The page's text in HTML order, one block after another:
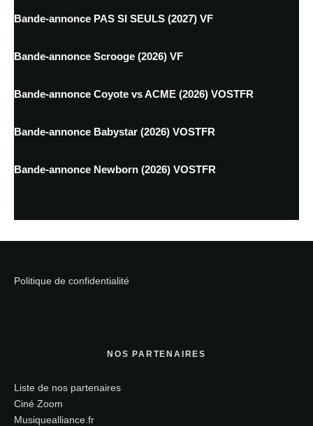
Bande-annonce PAS SI SEULS (2027) VF
Bande-annonce Scrooge (2026) VF
Bande-annonce Coyote vs ACME (2026) VOSTFR
Bande-annonce Babystar (2026) VOSTFR
Bande-annonce Newborn (2026) VOSTFR
Politique de confidentialité
NOS PARTENAIRES
Liste de nos partenaires
Ciné Zoom
Musiquealliance.fr